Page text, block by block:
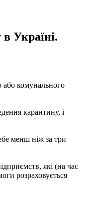
Україні.
або комунального
карантину, і
менш ніж за три
які (на час
розраховується